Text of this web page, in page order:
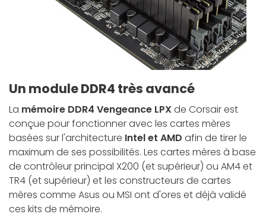
Un module DDR4 très avancé
La mémoire DDR4 Vengeance LPX de Corsair est
conçue pour fonctionner avec les cartes mères
basées sur l'architecture Intel et AMD afin de tirer le
maximum de ses possibilités. Les cartes mères à base
de contrôleur principal X200 (et supérieur) ou AM4 et
TR4 (et supérieur) et les constructeurs de cartes
mères comme Asus ou MSI ont d'ores et déjà validé
ces kits de mémoire.